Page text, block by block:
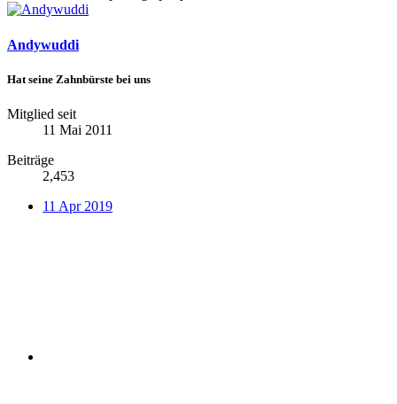
Andywuddi
Hat seine Zahnbürste bei uns
Mitglied seit
11 Mai 2011
Beiträge
2,453
11 Apr 2019